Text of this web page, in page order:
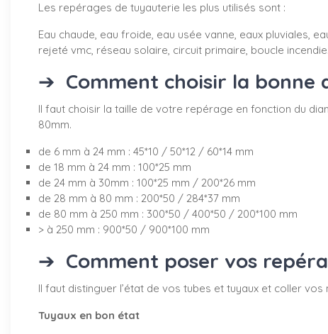
Les repérages de tuyauterie les plus utilisés sont :
Eau chaude, eau froide, eau usée vanne, eaux pluviales,
rejeté vmc, réseau solaire, circuit primaire, boucle
➔ Comment choisir la
Il faut choisir la taille de votre repérage en fonction du
80mm.
de 6 mm à 24 mm : 45*10 / 50*12 / 60*14 mm
de 18 mm à 24 mm : 100*25 mm
de 24 mm à 30mm : 100*25 mm / 200*26 mm
de 28 mm à 80 mm : 200*50 / 284*37 mm
de 80 mm à 250 mm : 300*50 / 400*50 / 200*100 mm
> à 250 mm : 900*50 / 900*100 mm
➔ Comment poser vos
Il faut distinguer l’état de vos tubes et tuyaux et coller
Tuyaux en bon état